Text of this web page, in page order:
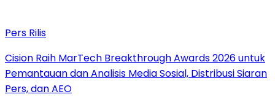
Pers Rilis
Cision Raih MarTech Breakthrough Awards 2026 untuk
Pemantauan dan Analisis Media Sosial, Distribusi Siaran
Pers, dan AEO